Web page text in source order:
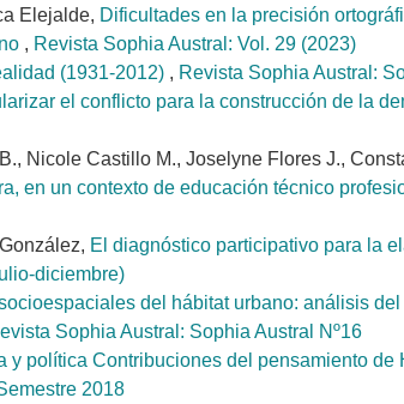
Elejalde, Dificultades en la precisión
, Revista Sophia Austral: Vol. 29 (2023)
(1931-2012) , Revista Sophia Austral:
el conflicto para la construcción de la
Nicole Castillo M., Joselyne Flores J.,
en un contexto de educación técnico
El diagnóstico participativo para la
diciembre)
del hábitat urbano: análisis
Sophia Austral: Sophia Austral Nº16
y política Contribuciones del pensamiento
2018